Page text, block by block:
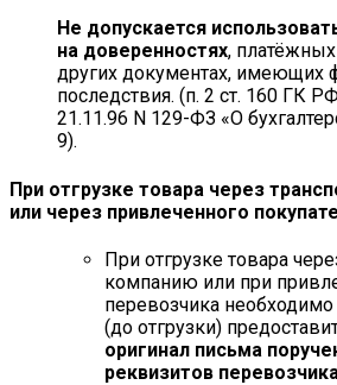
Не допускается
на доверенностях,
других документах, имеющих
последствия. (п. 2 ст. 160 ГК
21.11.96 N 129-ФЗ «О
9).
При отгрузке товара через
или через привлеченного
При отгрузке товара
компанию или при
перевозчика
(до отгрузки)
оригинал письма
реквизитов